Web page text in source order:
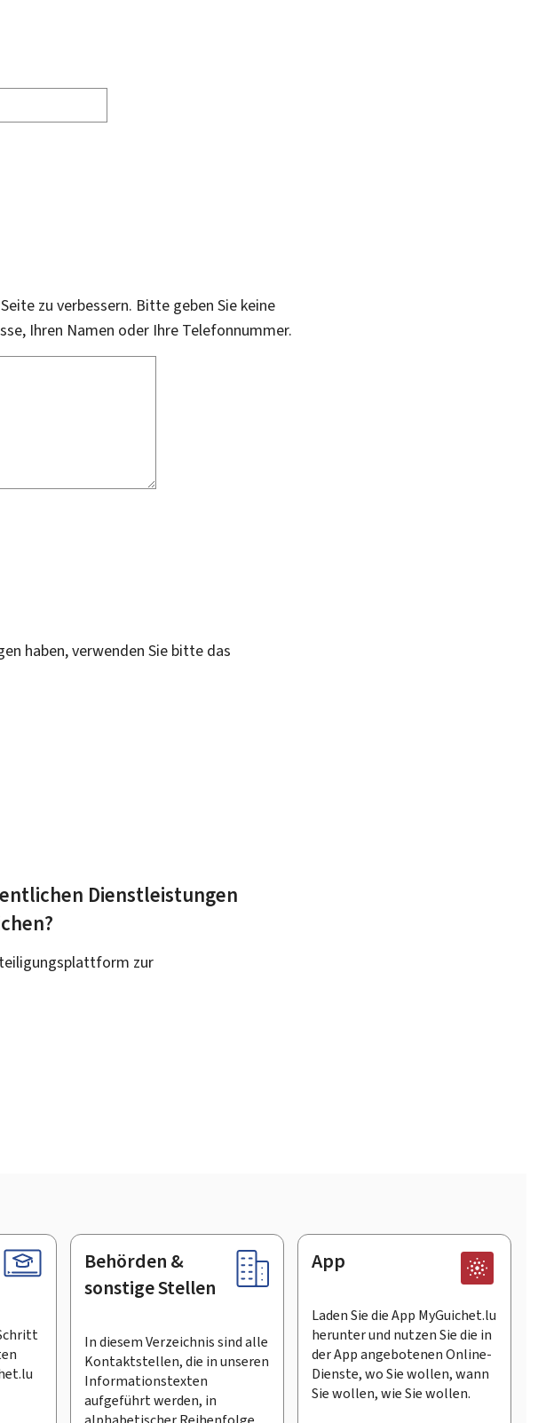
zu verbessern. Bitte geben Sie keine
Ihren Namen oder Ihre Telefonnummer.
haben, verwenden Sie bitte das
Dienstleistungen
zur
Behörden &
sonstige Stellen
In diesem Verzeichnis sind alle
Kontaktstellen, die in unseren
Informationstexten
aufgeführt werden, in
App
Laden Sie die App MyGuichet.lu
herunter und nutzen Sie die in
der App angebotenen Online-
Dienste, wo Sie wollen, wann
Sie wollen, wie Sie wollen.